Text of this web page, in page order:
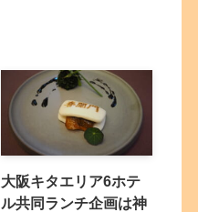
大阪キタエリア6ホテ
ル共同ランチ企画は神